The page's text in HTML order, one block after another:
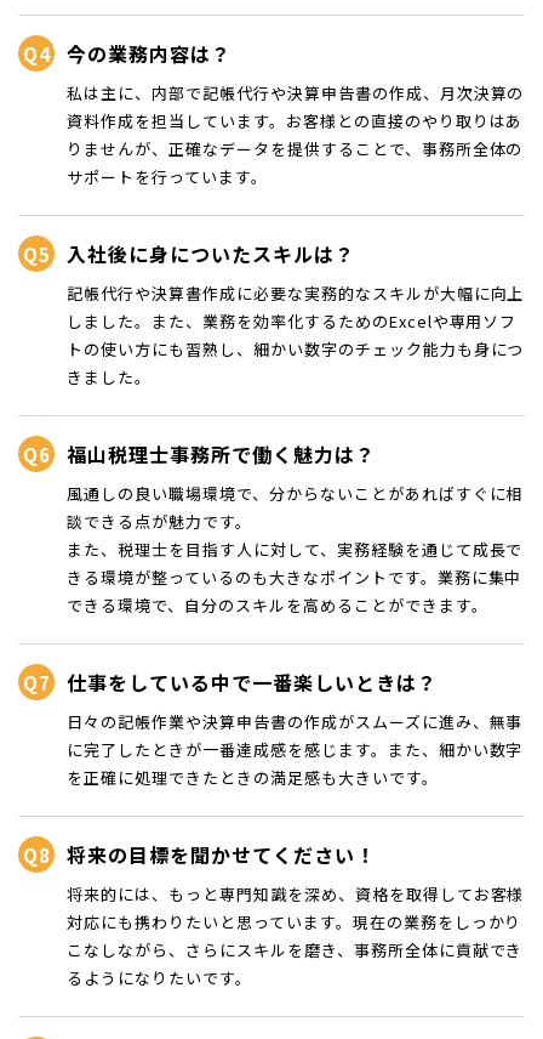
今の業務内容は？
私は主に、内部で記帳代行や決算申告書の作成、月次決算の
資料作成を担当しています。お客様との直接のやり取りはあ
りませんが、正確なデータを提供することで、事務所全体の
サポートを行っています。
入社後に身についたスキルは？
記帳代行や決算書作成に必要な実務的なスキルが大幅に向上
しました。また、業務を効率化するためのExcelや専用ソフ
トの使い方にも習熟し、細かい数字のチェック能力も身につ
きました。
福山税理士事務所で働く魅力は？
風通しの良い職場環境で、分からないことがあればすぐに相
談できる点が魅力です。
また、税理士を目指す人に対して、実務経験を通じて成長で
きる環境が整っているのも大きなポイントです。業務に集中
できる環境で、自分のスキルを高めることができます。
仕事をしている中で一番楽しいときは？
日々の記帳作業や決算申告書の作成がスムーズに進み、無事
に完了したときが一番達成感を感じます。また、細かい数字
を正確に処理できたときの満足感も大きいです。
将来の目標を聞かせてください！
将来的には、もっと専門知識を深め、資格を取得してお客様
対応にも携わりたいと思っています。現在の業務をしっかり
こなしながら、さらにスキルを磨き、事務所全体に貢献でき
るようになりたいです。